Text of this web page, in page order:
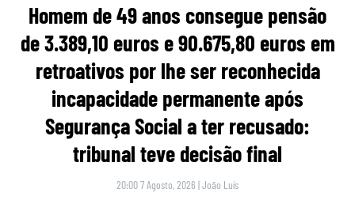
Homem de 49 anos consegue pensão
de 3.389,10 euros e 90.675,80 euros em
retroativos por lhe ser reconhecida
incapacidade permanente após
Segurança Social a ter recusado:
tribunal teve decisão final
20:00 7 Agosto, 2026 |João Luís